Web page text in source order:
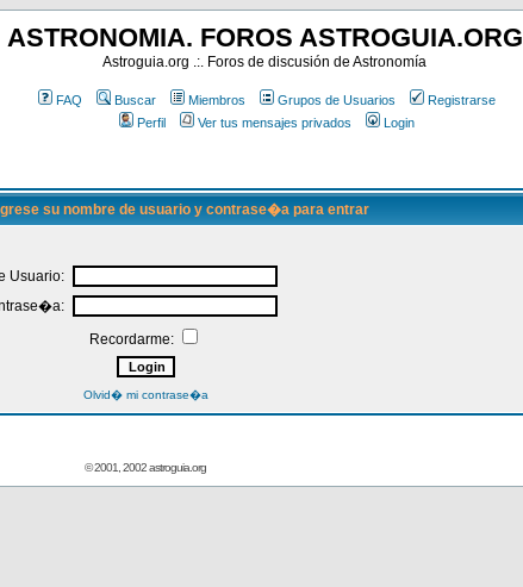
ASTRONOMIA. FOROS ASTROGUIA.ORG
Astroguia.org .:. Foros de discusión de Astronomía
FAQ Buscar Miembros Grupos de Usuarios
Registrarse
Perfil
Ver tus mensajes privados Login
su nombre de usuario y contrase�a para entrar
Usuario:
Recordarme:
Olvid� mi contrase�a
© 2001, 2002 astroguia.org